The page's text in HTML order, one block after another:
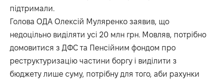
підтримали.
Голова ОДА Олексій Муляренко заявив, що
недоцільно виділяти усі 20 млн грн. Мовляв, потрібно
домовитися з ДФС та Пенсійним фондом про
реструктуризацію частини боргу і виділити з
бюджету лише суму, потрібну для того, аби рахунки